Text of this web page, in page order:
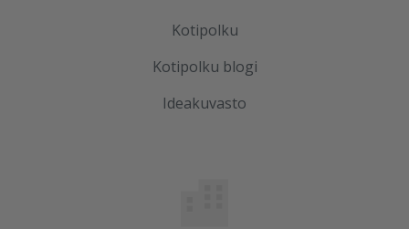
Kotipolku
Kotipolku blogi
Ideakuvasto